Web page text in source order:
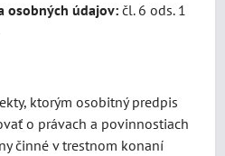
osobných údajov: čl. 6 ods. 1
ktorým osobitný predpis
o právach a povinnostiach
činné v trestnom konaní